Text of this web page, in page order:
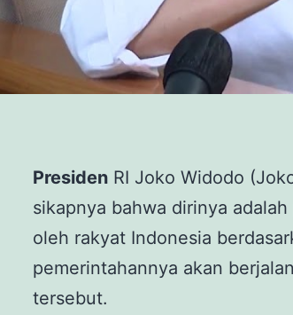
Presiden RI Joko Widodo
sikapnya bahwa dirinya
oleh rakyat Indonesia
pemerintahannya akan
tersebut.